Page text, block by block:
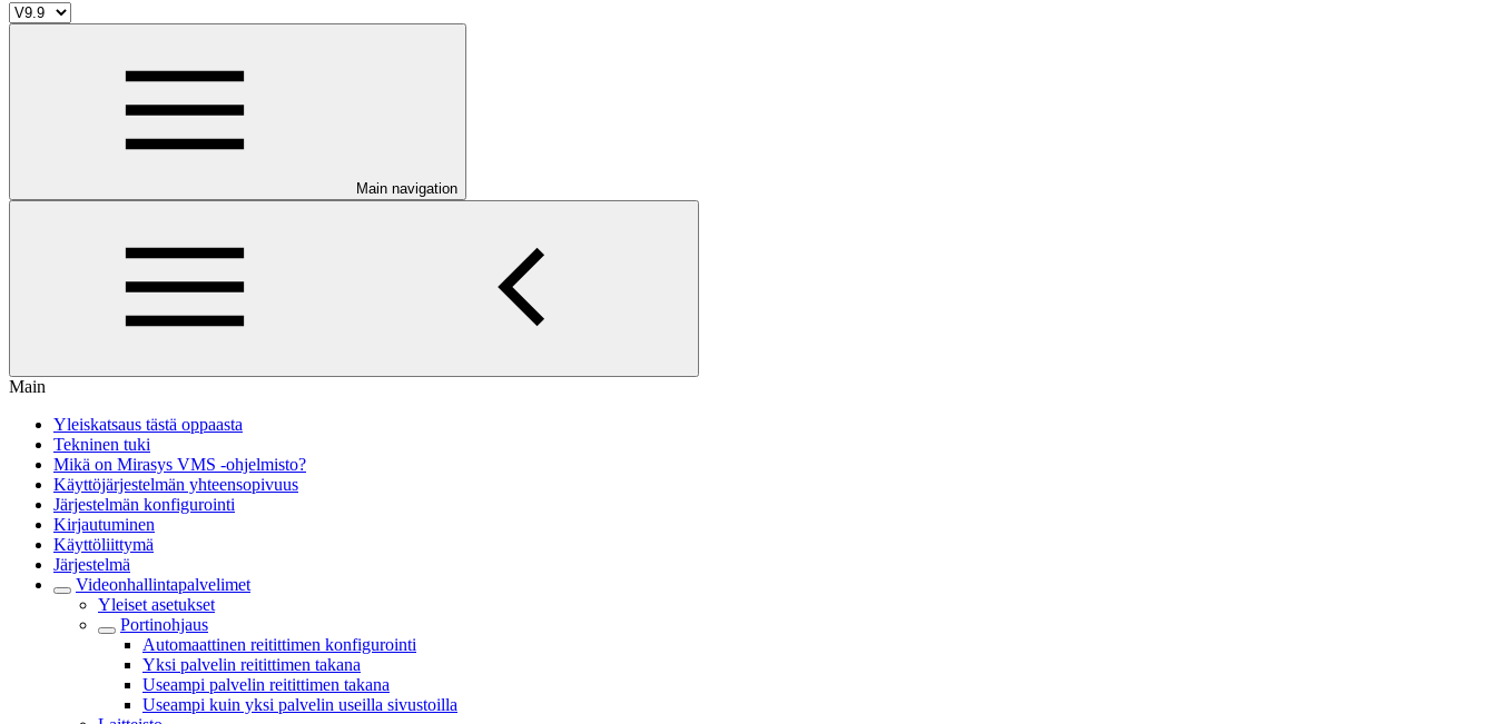
Main navigation
Main
Yleiskatsaus tästä oppaasta
Tekninen tuki
Mikä on Mirasys VMS -ohjelmisto?
Käyttöjärjestelmän yhteensopivuus
Järjestelmän konfigurointi
Kirjautuminen
Käyttöliittymä
Järjestelmä
Videonhallintapalvelimet
Yleiset asetukset
Portinohjaus
Automaattinen reitittimen konfigurointi
Yksi palvelin reitittimen takana
Useampi palvelin reitittimen takana
Useampi kuin yksi palvelin useilla sivustoilla